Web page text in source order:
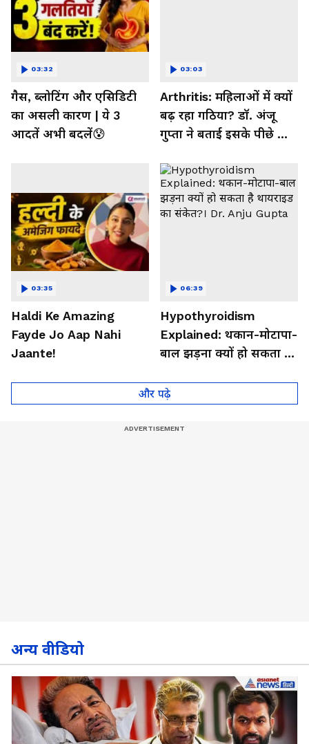
गैस, ब्लोटिंग और एसिडिटी
का असली कारण | ये 3
आदतें अभी बदलें😰
03:32
Arthritis: महिलाओं में क्यों
बढ़ रहा गठिया? डॉ. अंजू
गुप्ता ने बताई इसके पीछे की
03:03
Haldi Ke Amazing
Fayde Jo Aap Nahi
Jaante!
03:35
Hypothyroidism
Explained: थकान-मोटापा-
बाल झड़ना क्यों हो सकता है
Anju Gupta
06:39
और पढ़े
अन्य वीडियो